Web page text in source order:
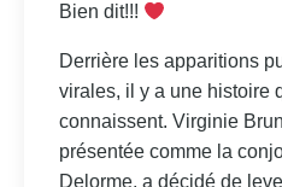
Bien dit!!!
Derrière les apparitions
virales, il y a une histoire
connaissent. Virginie
présentée comme la
Delorme, a décidé de